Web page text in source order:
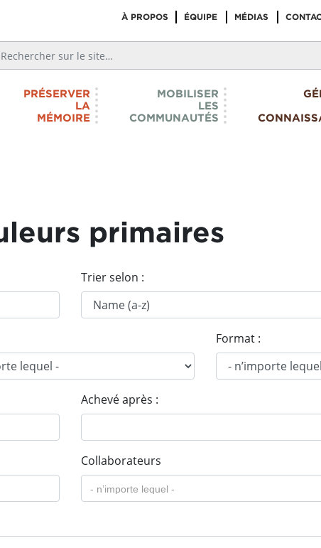
À PROPOS ÉQUIPE MÉDIAS
PRÉSERVER
LA
MÉMOIRE
MOBILISER
LES
COMMUNAUTÉS
primaires
Trier selon :
Format :
Achevé après :
Collaborateurs